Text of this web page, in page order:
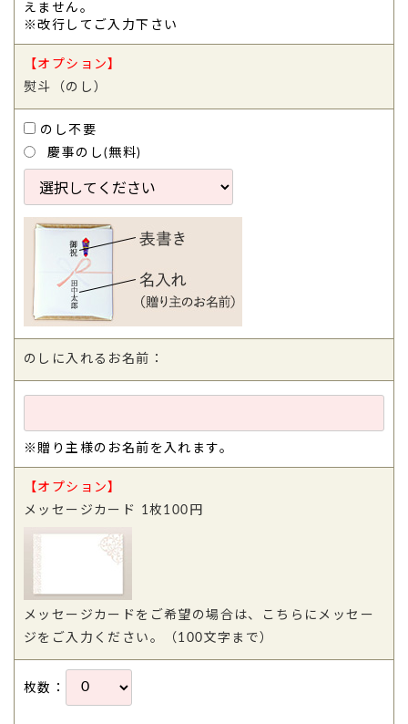
えません。
※改行してご入力下さい
【オプション】
熨斗（のし）
のし不要
慶事のし(無料)
のしに入れるお名前：
※贈り主様のお名前を入れます。
【オプション】
メッセージカード 1枚100円
メッセージカードをご希望の場合は、こちらにメッセー
ジをご入力ください。（100文字まで）
枚数：